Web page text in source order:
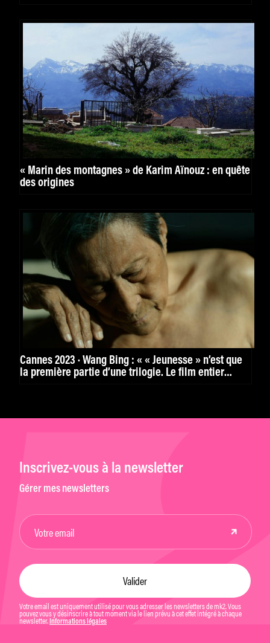
« Marin des montagnes » de Karim Aïnouz : en quête
des origines
Cannes 2023 · Wang Bing : « « Jeunesse » n’est que
la première partie d’une trilogie. Le film entier
Inscrivez-vous à la newsletter
Gérer mes newsletters
Votre email est uniquement utilisé pour vous adresser les newsletters de mk2. Vous
pouvez vous y désinscrire à tout moment via le lien prévu à cet effet intégré à chaque
newsletter. Informations légales